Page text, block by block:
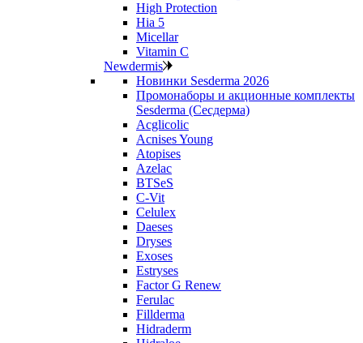
High Protection
Hia 5
Micellar
Vitamin C
Newdermis
Новинки Sesderma 2026
Промонаборы и акционные комплекты
Sesderma (Сесдерма)
Acglicolic
Acnises Young
Atopises
Azelac
BTSeS
C‑Vit
Celulex
Daeses
Dryses
Exoses
Estryses
Factor G Renew
Ferulac
Fillderma
Hidraderm